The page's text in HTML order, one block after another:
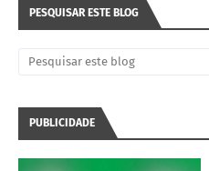
PESQUISAR ESTE BLOG
PUBLICIDADE